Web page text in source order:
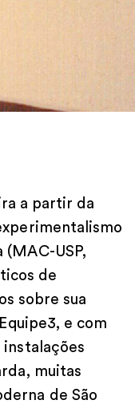
a partir da
USP,
de
sobre sua
e com
muitas
de São